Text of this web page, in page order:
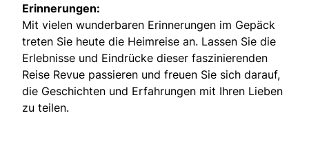
Erinnerungen:
Mit vielen wunderbaren Erinnerungen im Gepäck
treten Sie heute die Heimreise an. Lassen Sie die
Erlebnisse und Eindrücke dieser faszinierenden
Reise Revue passieren und freuen Sie sich darauf,
die Geschichten und Erfahrungen mit Ihren Lieben
zu teilen.